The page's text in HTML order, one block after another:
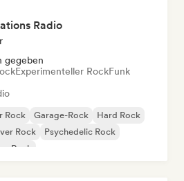
Radio
gegeben
Experimenteller RockFunk
Rock Garage-Rock
Hard Rock
Rock
Psychedelic Rock
Rock